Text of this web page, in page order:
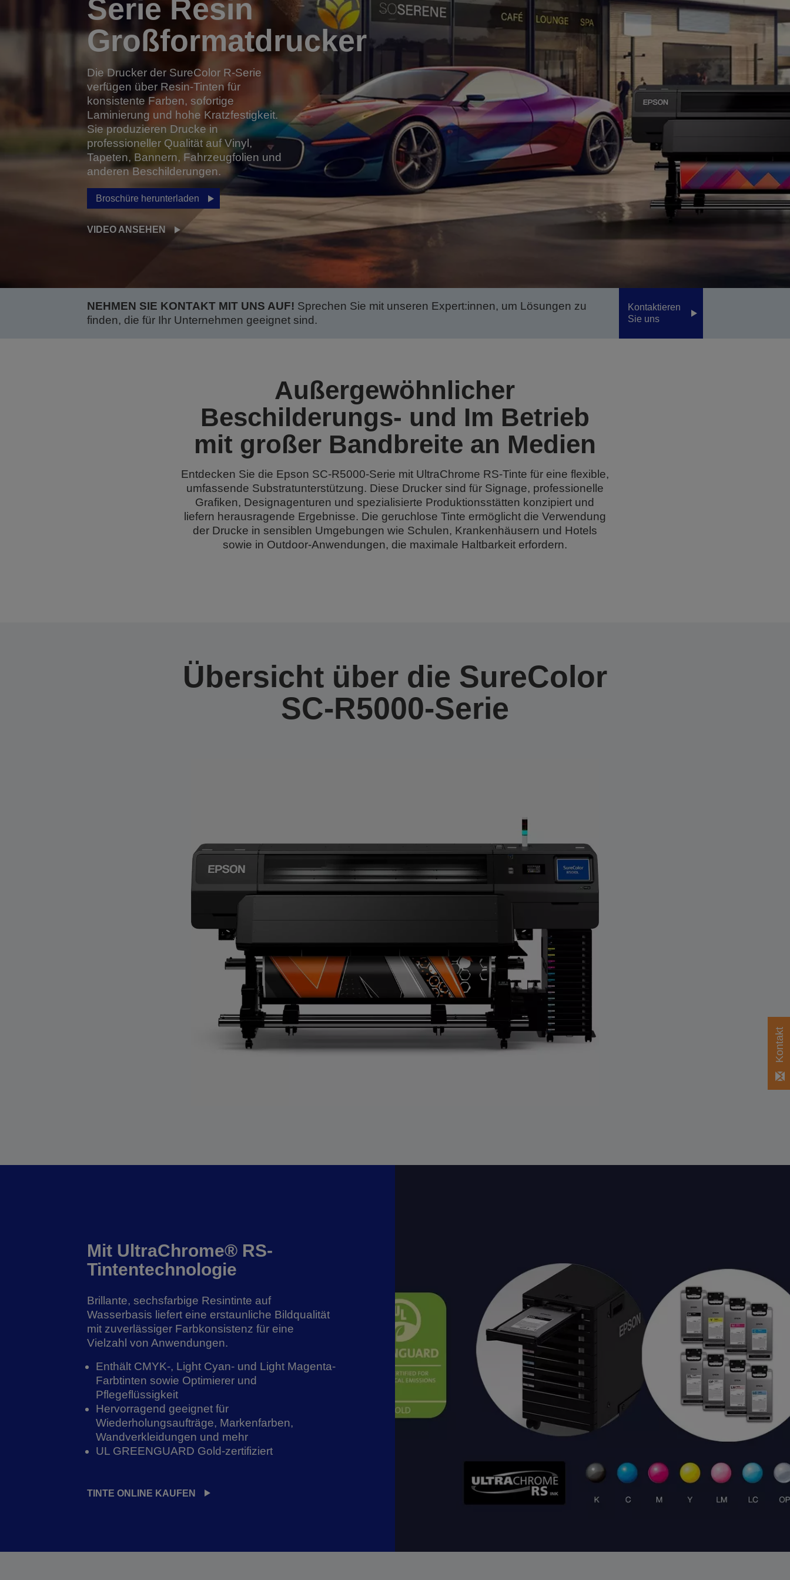
Serie Resin
Großformatdrucker
Die Drucker der SureColor R-Serie
verfügen über Resin-Tinten für
konsistente Farben, sofortige
Laminierung und hohe Kratzfestigkeit.
Sie produzieren Drucke in
professioneller Qualität auf Vinyl,
Tapeten, Bannern, Fahrzeugfolien und
anderen Beschilderungen.
Broschüre herunterladen
VIDEO ANSEHEN
NEHMEN SIE KONTAKT MIT UNS AUF! Sprechen Sie mit unseren Expert:innen, um Lösungen zu
finden, die für Ihr Unternehmen geeignet sind.
Kontaktieren
Sie uns
Außergewöhnlicher
Beschilderungs- und Im Betrieb
mit großer Bandbreite an Medien
Entdecken Sie die Epson SC-R5000-Serie mit UltraChrome RS-Tinte für eine flexible,
umfassende Substratunterstützung. Diese Drucker sind für Signage, professionelle
Grafiken, Designagenturen und spezialisierte Produktionsstätten konzipiert und
liefern herausragende Ergebnisse. Die geruchlose Tinte ermöglicht die Verwendung
der Drucke in sensiblen Umgebungen wie Schulen, Krankenhäusern und Hotels
sowie in Outdoor-Anwendungen, die maximale Haltbarkeit erfordern.
Übersicht über die SureColor
SC-R5000-Serie
Mit UltraChrome® RS-
Tintentechnologie
Brillante, sechsfarbige Resintinte auf
Wasserbasis liefert eine erstaunliche Bildqualität
mit zuverlässiger Farbkonsistenz für eine
Vielzahl von Anwendungen.
Enthält CMYK-, Light Cyan- und Light Magenta-
Farbtinten sowie Optimierer und
Pflegeflüssigkeit
Hervorragend geeignet für
Wiederholungsaufträge, Markenfarben,
Wandverkleidungen und mehr
UL GREENGUARD Gold-zertifiziert
TINTE ONLINE KAUFEN
Kontakt